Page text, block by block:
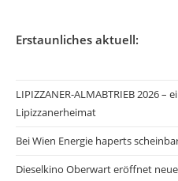
Erstaunliches aktuell:
LIPIZZANER-ALMABTRIEB 2026 –
Lipizzanerheimat
Bei Wien Energie haperts
Dieselkino Oberwart eröffnet